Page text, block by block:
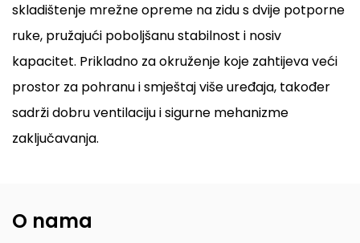
skladištenje mrežne opreme na zidu s dvije potporne
ruke, pružajući poboljšanu stabilnost i nosiv
kapacitet. Prikladno za okruženje koje zahtijeva veći
prostor za pohranu i smještaj više uređaja, također
sadrži dobru ventilaciju i sigurne mehanizme
zaključavanja.
O nama